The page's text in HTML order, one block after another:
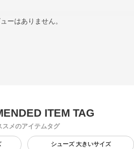
ーはありません。
スメのアイテムタグ
シューズ 大きいサイズ